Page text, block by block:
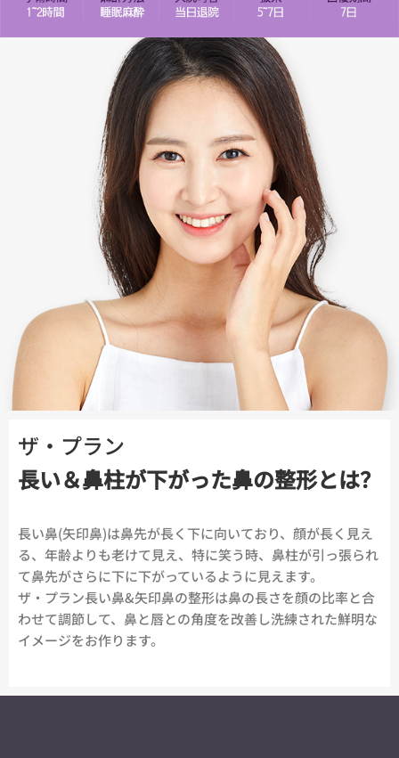
ザ・プラン
長い＆鼻柱が下がった鼻の整形とは？
長い鼻(矢印鼻)は鼻先が長く下に向いており、顔が長く見え
る、年齢よりも老けて見え、特に笑う時、鼻柱が引っ張られ
て鼻先がさらに下に下がっているように見えます。
ザ・プラン長い鼻&矢印鼻の整形は鼻の長さを顔の比率と合
わせて調節して、鼻と唇との角度を改善し洗練された鮮明な
イメージをお作ります。